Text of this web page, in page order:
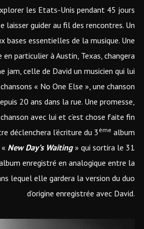
les Etats-Unis pendant 45 jours
laisser guider au fil des rencontres. Un
bases essentielles de la musique. Une
particulier à Austin, Texas, changera
jam, celle de David un musicien qui lui
« No One Else », une chanson
20 ans dans la rue. Une promesse,
avec lui et c’est chose faite fin
déclenchera l’écriture du 3 ème album
« New Day’s Waiting» qui sortira le 31
enregistré en analogique entre la
lequel elle gardera la version du duo
d’origine enregistrée avec David.